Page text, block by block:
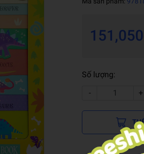
Số lượng:
-
+